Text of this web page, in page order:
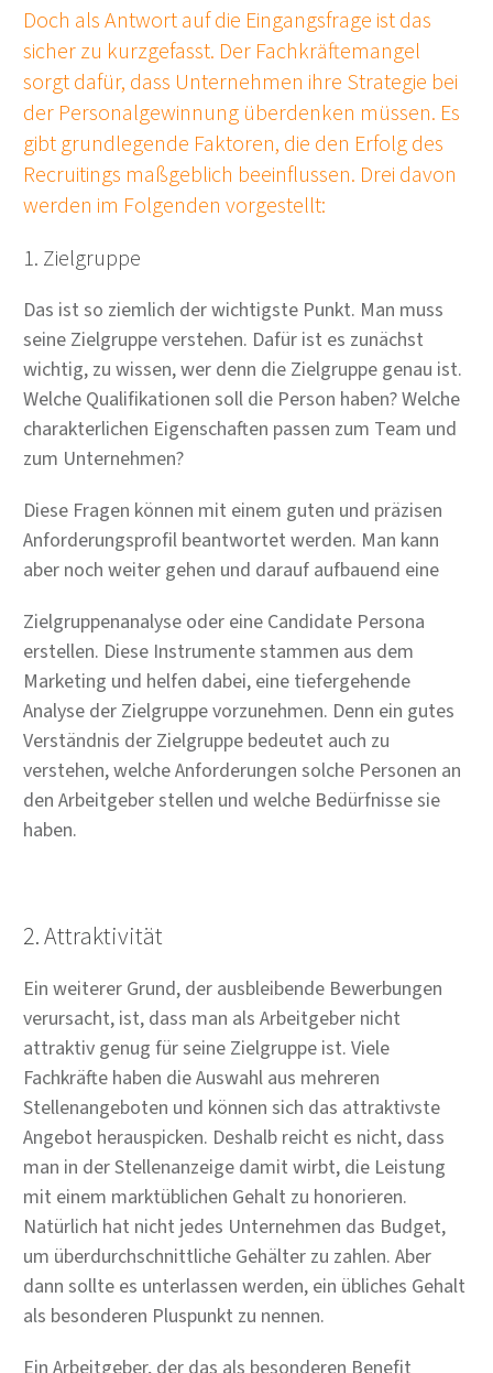
Doch als Antwort auf die Eingangsfrage ist das
sicher zu kurzgefasst. Der Fachkräftemangel
sorgt dafür, dass Unternehmen ihre Strategie bei
der Personalgewinnung überdenken müssen. Es
gibt grundlegende Faktoren, die den Erfolg des
Recruitings maßgeblich beeinflussen. Drei davon
werden im Folgenden vorgestellt:
1. Zielgruppe
Das ist so ziemlich der wichtigste Punkt. Man muss
seine Zielgruppe verstehen. Dafür ist es zunächst
wichtig, zu wissen, wer denn die Zielgruppe genau ist.
Welche Qualifikationen soll die Person haben? Welche
charakterlichen Eigenschaften passen zum Team und
zum Unternehmen?
Diese Fragen können mit einem guten und präzisen
Anforderungsprofil beantwortet werden. Man kann
aber noch weiter gehen und darauf aufbauend eine
Zielgruppenanalyse oder eine Candidate Persona
erstellen. Diese Instrumente stammen aus dem
Marketing und helfen dabei, eine tiefergehende
Analyse der Zielgruppe vorzunehmen. Denn ein gutes
Verständnis der Zielgruppe bedeutet auch zu
verstehen, welche Anforderungen solche Personen an
den Arbeitgeber stellen und welche Bedürfnisse sie
haben.
2. Attraktivität
Ein weiterer Grund, der ausbleibende Bewerbungen
verursacht, ist, dass man als Arbeitgeber nicht
attraktiv genug für seine Zielgruppe ist. Viele
Fachkräfte haben die Auswahl aus mehreren
Stellenangeboten und können sich das attraktivste
Angebot herauspicken. Deshalb reicht es nicht, dass
man in der Stellenanzeige damit wirbt, die Leistung
mit einem marktüblichen Gehalt zu honorieren.
Natürlich hat nicht jedes Unternehmen das Budget,
um überdurchschnittliche Gehälter zu zahlen. Aber
dann sollte es unterlassen werden, ein übliches Gehalt
als besonderen Pluspunkt zu nennen.